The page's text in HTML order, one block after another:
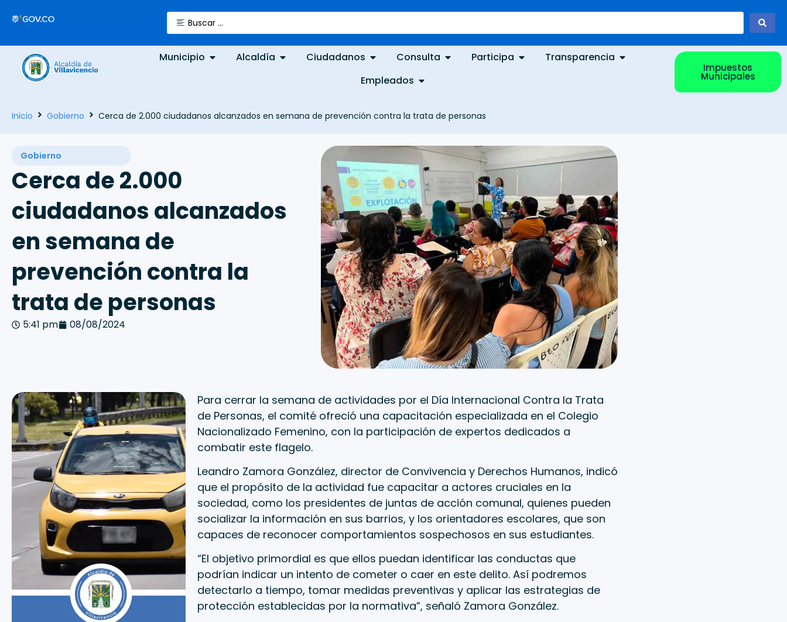
Municipio Alcaldía Ciudadanos Consulta Participa
Transparencia
Empleados
Impuestos
Municipales
Inicio Gobierno Cerca de 2.000 ciudadanos alcanzados en semana de prevención contra la trata de personas
Gobierno
Cerca de 2.000
ciudadanos alcanzados
en semana de
prevención contra la
trata de personas
5:41 pm 08/08/2024
Para cerrar la semana de actividades por el Día Internacional Contra la Trata
de Personas, el comité ofreció una capacitación especializada en el Colegio
Nacionalizado Femenino, con la participación de expertos dedicados a
combatir este flagelo.
Leandro Zamora González, director de Convivencia y Derechos Humanos, indicó
que el propósito de la actividad fue capacitar a actores cruciales en la
sociedad, como los presidentes de juntas de acción comunal, quienes pueden
socializar la información en sus barrios, y los orientadores escolares, que son
capaces de reconocer comportamientos sospechosos en sus estudiantes.
“El objetivo primordial es que ellos puedan identificar las conductas que
podrían indicar un intento de cometer o caer en este delito. Así podremos
detectarlo a tiempo, tomar medidas preventivas y aplicar las estrategias de
protección establecidas por la normativa”, señaló Zamora González.